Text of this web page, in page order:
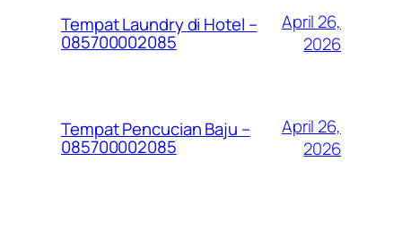
Tempat Laundry di Hotel –
085700002085
April 26,
2026
Tempat Pencucian Baju –
085700002085
April 26,
2026